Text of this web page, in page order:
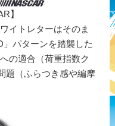
】
イトレターはそのま
」パターンを踏襲した
の適合（荷重指数ク
題（ふらつき感や編摩